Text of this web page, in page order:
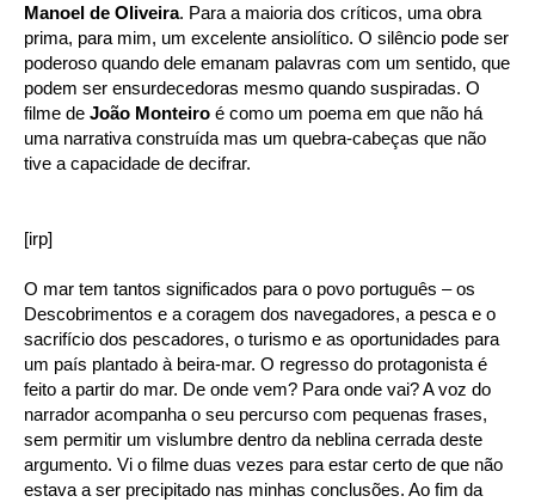
Manoel de Oliveira. Para a maioria dos críticos, uma obra
prima, para mim, um excelente ansiolítico. O silêncio pode ser
poderoso quando dele emanam palavras com um sentido, que
podem ser ensurdecedoras mesmo quando suspiradas. O
filme de João Monteiro é como um poema em que não há
uma narrativa construída mas um quebra-cabeças que não
tive a capacidade de decifrar.
[irp]
O mar tem tantos significados para o povo português – os
Descobrimentos e a coragem dos navegadores, a pesca e o
sacrifício dos pescadores, o turismo e as oportunidades para
um país plantado à beira-mar. O regresso do protagonista é
feito a partir do mar. De onde vem? Para onde vai? A voz do
narrador acompanha o seu percurso com pequenas frases,
sem permitir um vislumbre dentro da neblina cerrada deste
argumento. Vi o filme duas vezes para estar certo de que não
estava a ser precipitado nas minhas conclusões. Ao fim da